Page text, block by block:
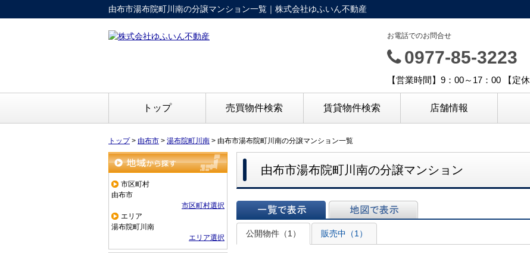
由布市湯布院町川南の分譲マンション一覧｜株式会社ゆふいん不動産
お電話でのお問合せ
0977-85-3223
【営業時間】9：00～17：00 【定
トップ 売買物件検索 賃貸物件検索 店舗情報
トップ> 由布市 > 湯布院町川南 > 由布市湯布院町川南の分譲マンション一覧
地域から探す
市区町村
由布市
市区町村選択
エリア
湯布院町川南
エリア選択
由布市湯布院町川南の分譲マンション
一覧で表示
地図で表示
公開物件（1）
販売中（1）